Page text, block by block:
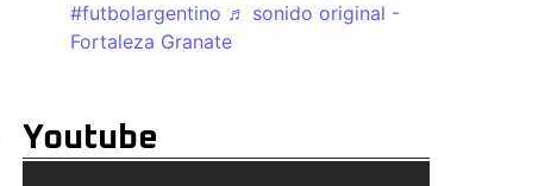
#futbolargentino ♬ sonido original -
Fortaleza Granate
Youtube